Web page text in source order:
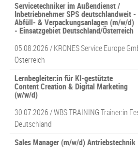
Servicetechniker im Außendienst /
Inbetriebnehmer SPS deutschlandweit -
Abfüll- & Verpackungsanlagen (m/w/d)
- Einsatzgebiet Deutschland/Österreich
05.08.2026 /KRONES Service Europe
Österreich
Lernbegleiter:in für KI-gestützte
Content Creation & Digital Marketing
(w/w/d)
30.07.2026 /WBS TRAINING Trainer:in
Deutschland
Sales Manager (m/w/d) Antriebstechnik